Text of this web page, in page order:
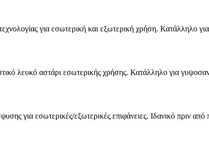
για εσωτερική και εξωτερική χρήση. Κατάλληλο
λευκό αστάρι εσωτερικής χρήσης. Κατάλληλο για
για εσωτερικές/εξωτερικές επιφάνειες. Ιδανικό πριν